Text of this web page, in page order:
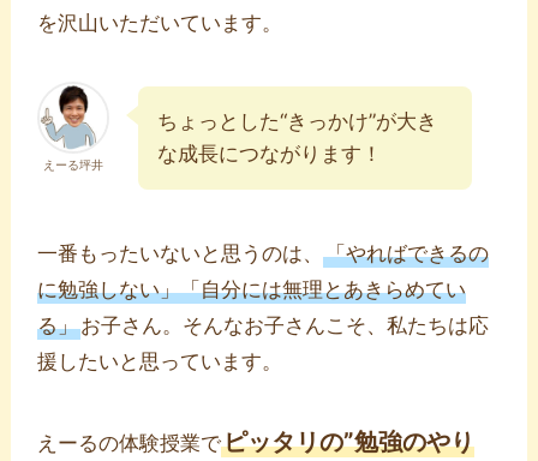
を沢山いただいています。
えーる坪井
ちょっとした“きっかけ”が大き
な成長につながります！
一番もったいないと思うのは、「やればできるの
に勉強しない」「自分には無理とあきらめてい
る」お子さん。そんなお子さんこそ、私たちは応
援したいと思っています。
えーるの体験授業でピッタリの”勉強のやり